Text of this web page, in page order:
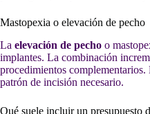
Mastopexia o elevación de pecho
La elevación de pecho o
implantes. La combinación
procedimientos
patrón de incisión necesario.
Qué suele incluir un presupuesto